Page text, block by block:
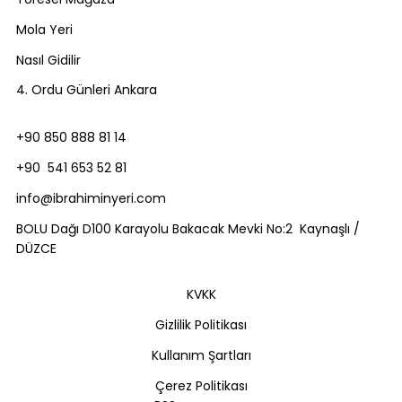
Mola Yeri
Nasıl Gidilir
4. Ordu Günleri Ankara
+90 850 888 81 14
+90 541 653 52 81
info@ibrahiminyeri.com
BOLU Dağı D100 Karayolu Bakacak Mevki No:2 Kaynaşlı /
DÜZCE
KVKK
Gizlilik Politikası
Kullanım Şartları
Çerez Politikası